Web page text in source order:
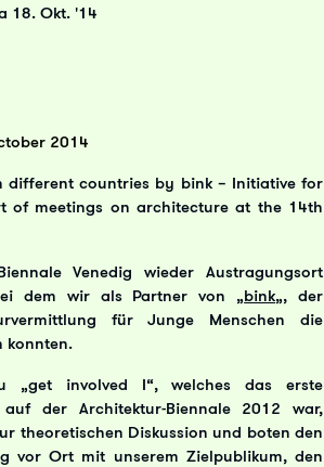
18. Okt. '14
2014
different countries by bink – Initiative for
of meetings on architecture at the 14th
Venedig wieder Austragungsort
dem wir als Partner von „bink„, der
für Junge Menschen die
konnten.
„get involved I“, welches das erste
der Architektur-Biennale 2012 war,
theoretischen Diskussion und boten den
vor Ort mit unserem Zielpublikum, den